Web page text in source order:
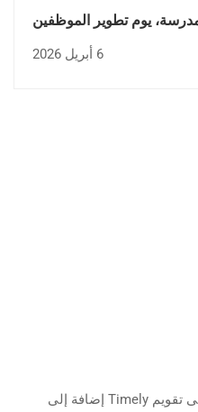
يوم تطوير الموظفين
6 أبريل 2026
التقويم إضافة إلى التقويم إضافة إلى تقويم Timely إضافة إلى